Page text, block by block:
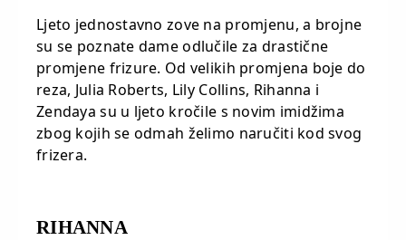
Ljeto jednostavno zove na promjenu, a brojne
su se poznate dame odlučile za drastične
promjene frizure. Od velikih promjena boje do
reza, Julia Roberts, Lily Collins, Rihanna i
Zendaya su u ljeto kročile s novim imidžima
zbog kojih se odmah želimo naručiti kod svog
frizera.
RIHANNA